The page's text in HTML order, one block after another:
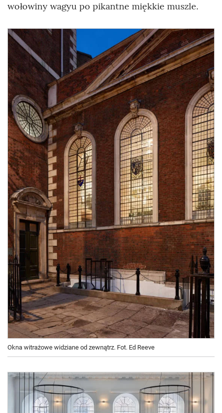
wołowiny wagyu po pikantne miękkie muszle.
Okna witrażowe widziane od zewnątrz. Fot. Ed Reeve